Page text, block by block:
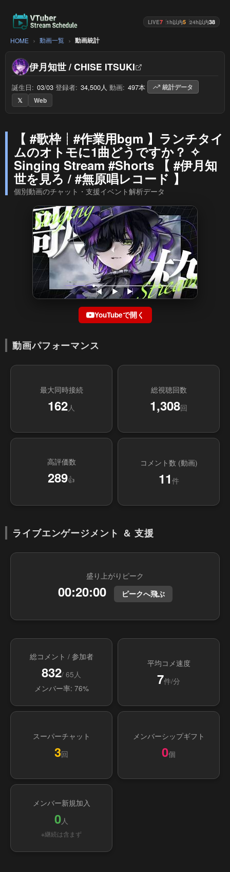
LIVE7 1h以内5 24h以内38
HOME 動画一覧 動画統計
伊月知世 / CHISE ITSUKI
誕生日: 03/03 登録者: 34,500人 動画: 497本
統計データ
𝕏
Web
【 #歌枠┊︎#作業用bgm 】ランチタイ
ムのオトモに1曲どうですか？ ✧
Singing Stream #Shorts 【 #伊月知
世を見ろ / #無原唱レコード 】
個別動画のチャット・支援イベント解析データ
YouTubeで開く
動画パフォーマンス
最大同時接続
162人
総視聴回数
1,308回
高評価数
289👍
コメント数 (動画)
11 件
ライブエンゲージメント ＆ 支援
盛り上がりピーク
00:20:00 ピークへ飛ぶ
総コメント / 参加者
832/ 65人
メンバー率: 76%
平均コメ速度
7件/分
スーパーチャット
3回
メンバーシップギフト
0個
メンバー新規加入
0人
※継続は含まず